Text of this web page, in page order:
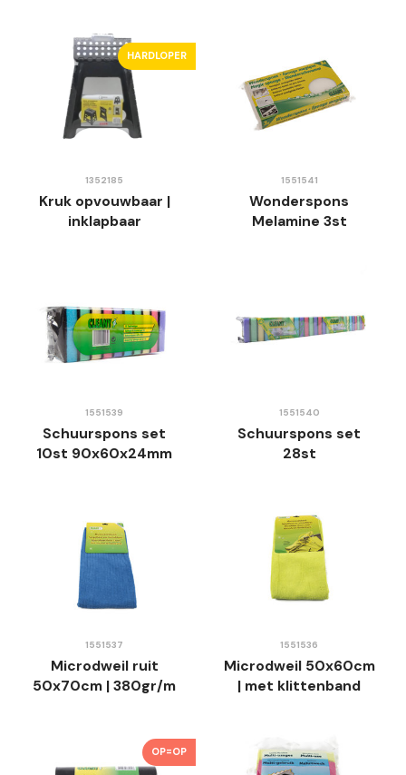
HARDLOPER
1352185
Kruk opvouwbaar |
inklapbaar
1551541
Wonderspons
Melamine 3st
1551539
Schuurspons set
10st 90x60x24mm
1551540
Schuurspons set
28st
1551537
Microdweil ruit
50x70cm | 380gr/m
1551536
Microdweil 50x60cm
| met klittenband
OP=OP